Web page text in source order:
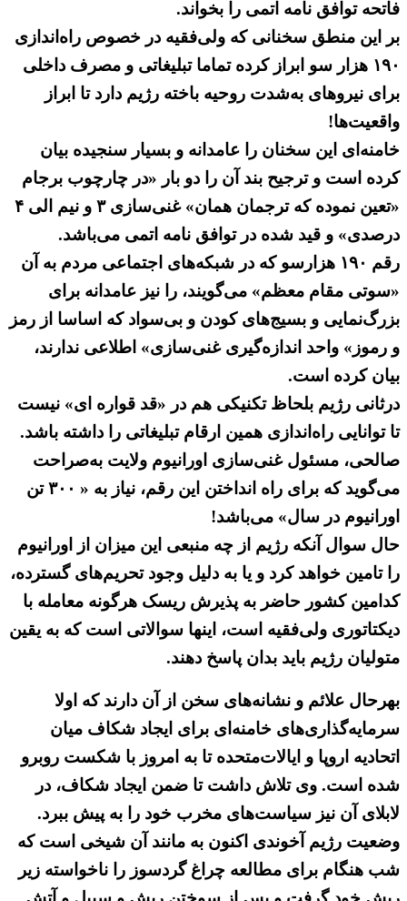
فاتحه توافق نامه اتمی را بخواند.
بر این منطق سخنانی که ولی‌فقیه در خصوص راه‌اندازی
۱۹۰ هزار سو ابراز کرده تماما تبلیغاتی و مصرف داخلی
برای نیروهای به‌شدت روحیه باخته رژیم دارد تا ابراز
واقعیت‌ها!
خامنه‌ای این سخنان را عامدانه و بسیار سنجیده بیان
کرده است و ترجیح بند آن را دو بار «در چارچوب برجام
«تعین نموده که ترجمان همان» غنی‌سازی ۳ و نیم الی ۴
درصدی» و قید شده در توافق نامه اتمی می‌باشد.
رقم ۱۹۰ هزارسو که در شبکه‌های اجتماعی مردم به آن
«سوتی مقام معظم» می‌گویند، را نیز عامدانه برای
بزرگ‌نمایی و بسیج‌های کودن و بی‌سواد که اساسا از رمز
و رموز» واحد اندازه‌گیری غنی‌سازی» اطلاعی ندارند،
بیان کرده است.
درثانی رژیم بلحاظ تکنیکی هم در «قد قواره ای» نیست
تا توانایی راه‌اندازی همین ارقام تبلیغاتی را داشته باشد.
صالحی، مسئول غنی‌سازی اورانیوم ولایت به‌صراحت
می‌گوید که برای راه انداختن این رقم، نیاز به « ۳۰۰ تن
اورانیوم در سال» می‌باشد!
حال سوال آنکه رژیم از چه منبعی این میزان از اورانیوم
را تامین خواهد کرد و یا به دلیل وجود تحریم‌های گسترده،
کدامین کشور حاضر به پذیرش ریسک هرگونه معامله با
دیکتاتوری ولی‌فقیه است، اینها سوالاتی است که به یقین
متولیان رژیم باید بدان پاسخ دهند.
بهرحال علائم و نشانه‌های سخن از آن دارند که اولا
سرمایه‌گذاری‌های خامنه‌ای برای ایجاد شکاف میان
اتحادیه اروپا و ایالات‌متحده تا به امروز با شکست روبرو
شده است. وی تلاش داشت تا ضمن ایجاد شکاف، در
لابلای آن نیز سیاست‌های مخرب خود را به پیش ببرد.
وضعیت رژیم آخوندی اکنون به مانند آن شیخی است که
شب هنگام برای مطالعه چراغ گردسوز را ناخواسته زیر